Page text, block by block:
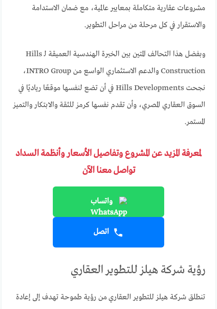
مشروعات عقارية متكاملة بمعايير عالمية، مع ضمان الاستدامة
والاستقرار في كل مرحلة من مراحل التطوير.
وبفضل هذا التحالف المتين بين الخبرة الهندسية العميقة لـ Hills
Construction والدعم الاستثماري الواسع من INTRO Group،
نجحت Hills Developments في أن تضع لنفسها موقعًا رياديًا في
السوق العقاري المصري، وأن تقدم نفسها كرمز للثقة والابتكار والتميز
المستمر.
لمعرفة المزيد عن المشروع وتفاصيل الأسعار وأنظمة السداد
تواصل معنا الآن
واتساب
اتصل
رؤية شركة هيلز للتطوير العقاري
تنطلق شركة هيلز للتطوير العقاري من رؤية طموحة تهدف إلى إعادة